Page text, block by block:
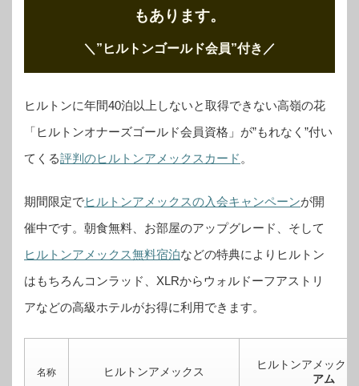
もあります。
＼”ヒルトンゴールド会員”付き ／
ヒルトンに年間40泊以上しないと取得できない高嶺の花
「ヒルトンオナーズゴールド会員資格」が”もれなく”付い
てくる評判のヒルトンアメックスカード 。
期間限定でヒルトンアメックスの入会キャンペーンが開
催中です。 朝食無料、お部屋のアップグレード、そして
ヒルトンアメックス無料宿泊などの特典によりヒルトン
はもちろんコンラッド、XLRからウォルドーフアストリ
アなどの高級ホテルがお得に利用できます。
名称 ヒルトンアメックス
ヒルトンアメックス
アム